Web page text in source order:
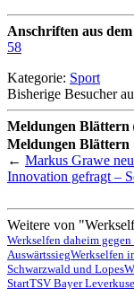
Anschriften aus
58
Kategorie: Sport
Bisherige Besucher
Meldungen Blättern
Meldungen Blättern
← Markus Grawe
Innovation gefragt –
Weitere von
Werkselfen daheim
AuswärtssiegWerkselfen
Schwarzwald und Lopes
StartTSV Bayer